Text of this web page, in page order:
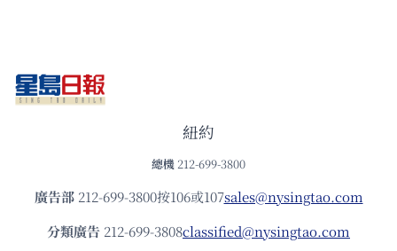
紐約
總機 212-699-3800
廣告部212-699-3800按106或107sales@nysingtao.com
分類廣告 212-699-3808classified@nysingtao.com